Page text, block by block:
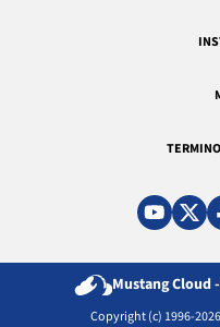
Mustang Cloud -
Copyright (c) 1996-